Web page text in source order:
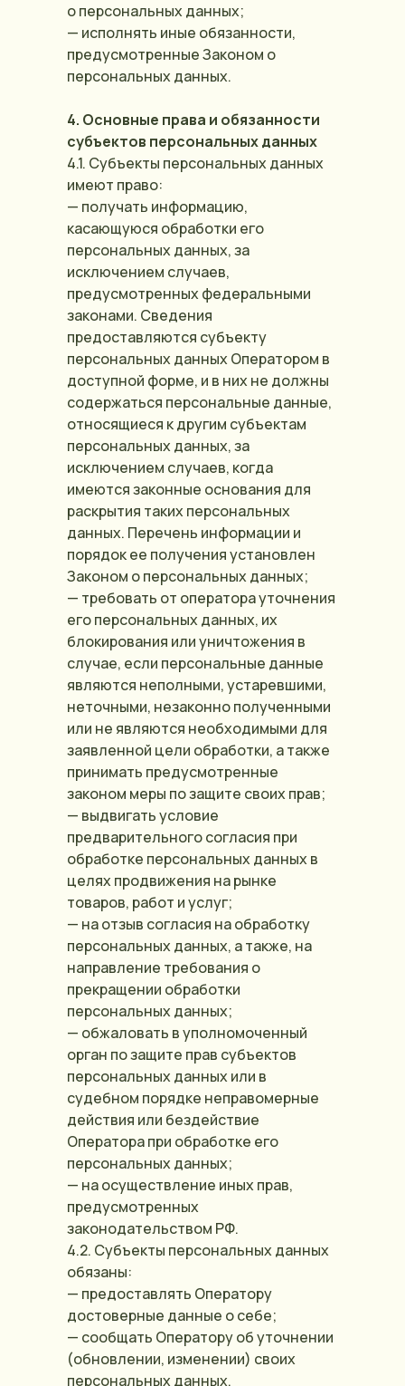
о персональных данных;
— исполнять иные обязанности,
предусмотренные Законом о
персональных данных.
4. Основные права и обязанности
субъектов персональных данных
4.1. Субъекты персональных данных
имеют право:
— получать информацию,
касающуюся обработки его
персональных данных, за
исключением случаев,
предусмотренных федеральными
законами. Сведения
предоставляются субъекту
персональных данных Оператором в
доступной форме, и в них не должны
содержаться персональные данные,
относящиеся к другим субъектам
персональных данных, за
исключением случаев, когда
имеются законные основания для
раскрытия таких персональных
данных. Перечень информации и
порядок ее получения установлен
Законом о персональных данных;
— требовать от оператора уточнения
его персональных данных, их
блокирования или уничтожения в
случае, если персональные данные
являются неполными, устаревшими,
неточными, незаконно полученными
или не являются необходимыми для
заявленной цели обработки, а также
принимать предусмотренные
законом меры по защите своих прав;
— выдвигать условие
предварительного согласия при
обработке персональных данных в
целях продвижения на рынке
товаров, работ и услуг;
— на отзыв согласия на обработку
персональных данных, а также, на
направление требования о
прекращении обработки
персональных данных;
— обжаловать в уполномоченный
орган по защите прав субъектов
персональных данных или в
судебном порядке неправомерные
действия или бездействие
Оператора при обработке его
персональных данных;
— на осуществление иных прав,
предусмотренных
законодательством РФ.
4.2. Субъекты персональных данных
обязаны:
— предоставлять Оператору
достоверные данные о себе;
— сообщать Оператору об уточнении
(обновлении, изменении) своих
персональных данных.